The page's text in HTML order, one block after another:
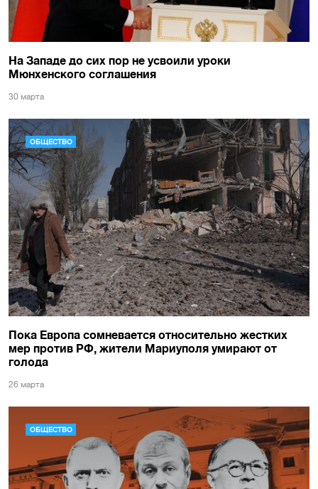
На Западе до сих пор не усвоили уроки
Мюнхенского соглашения
30 марта
ОБЩЕСТВО
Пока Европа сомневается относительно жестких
мер против РФ, жители Мариуполя умирают от
голода
26 марта
ОБЩЕСТВО